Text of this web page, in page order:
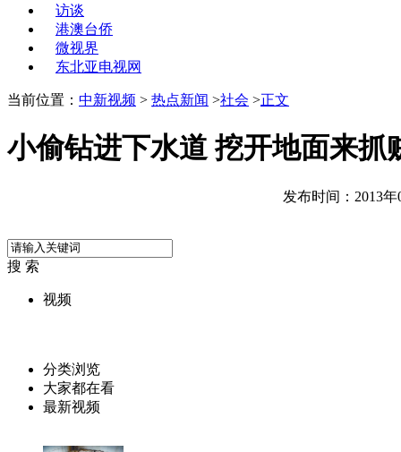
访谈
港澳台侨
微视界
东北亚电视网
当前位置： 中新视频 > 热点新闻 >社会 >正文
小偷钻进下水道 挖开地面来抓
发布时间：2013年
搜 索
视频
分类浏览
大家都在看
最新视频